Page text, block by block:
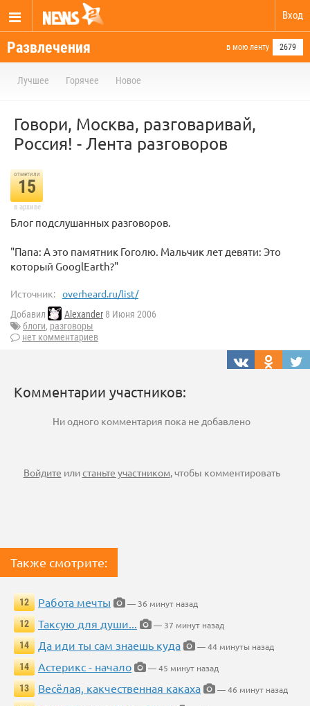
Вход
Развлечения в мою ленту 2679
Лучшее Горячее Новое
Говори, Москва, разговаривай,
Россия! - Лента разговоров
отметили
15
в архиве
Блог подслушанных разговоров.
"Папа: А это памятник Гоголю. Мальчик лет девяти: Это
который GooglEarth?"
Источник: overheard.ru/list/
Добавил Alexander 8 Июня 2006
блоги, разговоры
нет комментариев
Комментарии участников:
Ни одного комментария пока не добавлено
Войдите илистаньте участником, чтобы комментировать
Также смотрите:
12 Работа мечты
— 36 минут назад
12
Таксую для души...
— 37 минут назад
14
Да иди ты сам знаешь куда
— 44 минуты назад
14
Астерикс - начало
— 45 минут назад
13
Весёлая, какчественная какаха
— 46 минут назад